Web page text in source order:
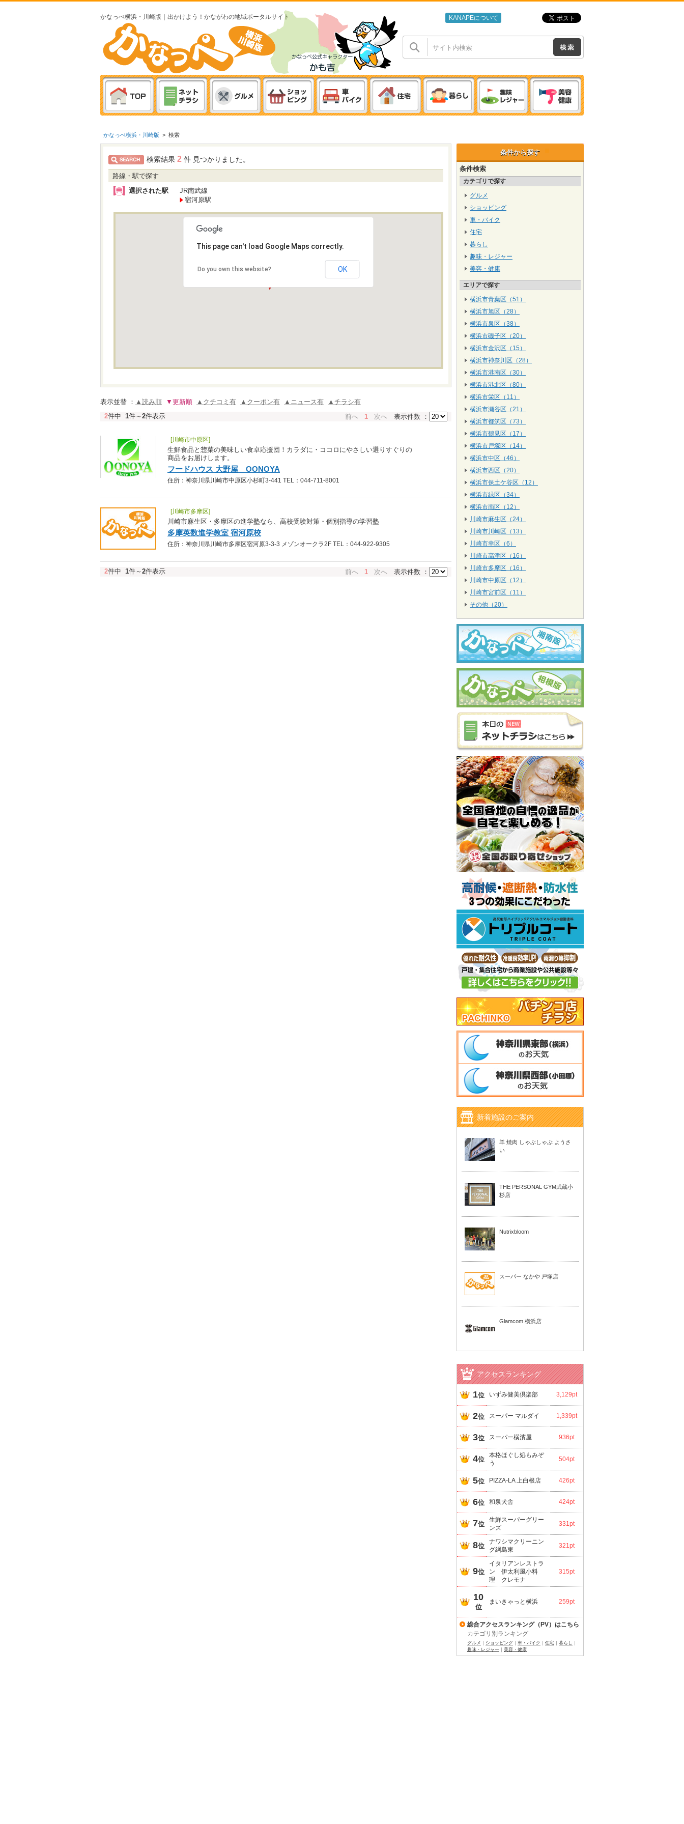
かなっぺ横浜・川崎版｜出かけよう！かながわの地域ポータルサイト KANAPEについて
かなっぺ横浜・川崎版 > 検索
条件から探す
条件検索
カテゴリで探す
グルメ
ショッピング
車・バイク
住宅
暮らし
趣味・レジャー
美容・健康
エリアで探す
横浜市青葉区（51）
横浜市旭区（28）
横浜市泉区（38）
横浜市磯子区（20）
横浜市金沢区（15）
横浜市神奈川区（28）
横浜市港南区（30）
横浜市港北区（80）
横浜市栄区（11）
横浜市瀬谷区（21）
横浜市都筑区（73）
横浜市鶴見区（17）
横浜市戸塚区（14）
横浜市中区（46）
横浜市西区（20）
横浜市保土ケ谷区（12）
横浜市緑区（34）
横浜市南区（12）
川崎市麻生区（24）
川崎市川崎区（13）
川崎市幸区（6）
川崎市高津区（16）
川崎市多摩区（16）
川崎市中原区（12）
川崎市宮前区（11）
その他（20）
新着施設のご案内
羊 焼肉 しゃぶしゃぶ ようさ
い
THE PERSONAL GYM武蔵小
杉店
Nutrixbloom
スーパー なかや 戸塚店
Glamcom 横浜店
アクセスランキング
1位 いずみ健美倶楽部 3,129pt
2位 スーパー マルダイ 1,339pt
3位 スーパー横濱屋 936pt
4位
本格ほぐし処もみぞ
う
504pt
5位 PIZZA-LA 上白根店 426pt
6位 和泉犬舎 424pt
7位
生鮮スーパーグリー
ンズ
331pt
8位
ナワシマクリーニン
グ綱島東
321pt
9位
イタリアンレストラ
ン 伊太利風小料
理 クレモナ
315pt
10
位
まいきゃっと横浜 259pt
総合アクセスランキング（PV）はこちら
カテゴリ別ランキング
グルメ ショッピング 車・バイク 住宅 暮らし
趣味・レジャー
美容・健康
検索結果 2 件 見つかりました。
路線・駅で探す
選択された駅
JR南武線
宿河原駅
This page can't load Google Maps correctly.
Do you own this website? OK
表示並替 ： ▲読み順 ▼更新順 ▲クチコミ有 ▲クーポン有 ▲ニュース有
▲チラシ有
2件中 1件～ 2件表示 前へ 1 次へ 表示件数 ：
[川崎市中原区]
生鮮食品と惣菜の美味しい食卓応援団！カラダに・ココロにやさしい選りすぐりの
商品をお届けします。
フードハウス 大野屋 OONOYA
住所：神奈川県川崎市中原区小杉町3-441 TEL：044-711-8001
[川崎市多摩区]
川崎市麻生区・多摩区の進学塾なら、高校受験対策・個別指導の学習塾
多摩英数進学教室 宿河原校
住所：神奈川県川崎市多摩区宿河原3-3-3 メゾンオークラ2F TEL：044-922-9305
2件中 1件～ 2件表示 前へ 1 次へ 表示件数 ：